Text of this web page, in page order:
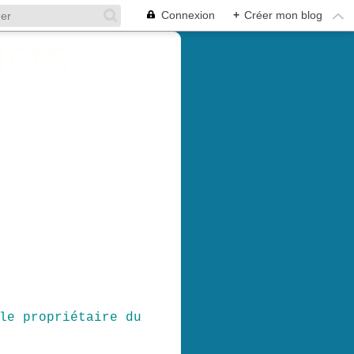
Connexion + Créer mon blog
propriétaire du